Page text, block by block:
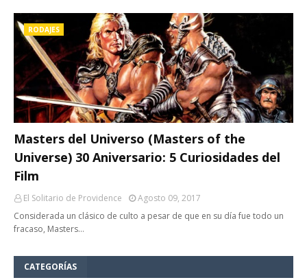
RODAJES
Masters del Universo (Masters of the
Universe) 30 Aniversario: 5 Curiosidades del
Film
El Solitario de Providence
Agosto 09, 2017
Considerada un clásico de culto a pesar de que en su día fue todo un
fracaso, Masters…
CATEGORÍAS